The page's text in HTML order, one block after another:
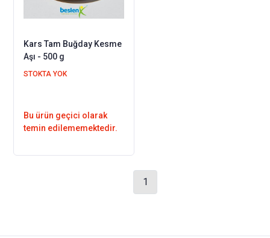
Kars Tam Buğday Kesme
Aşı - 500 g
STOKTA YOK
Bu ürün geçici olarak
temin edilememektedir.
1